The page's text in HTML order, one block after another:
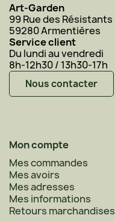
Art-Garden
99 Rue des Résistants
59280 Armentières
Service client
Du lundi au vendredi
8h-12h30 / 13h30-17h
Nous contacter
Mon compte
Mes commandes
Mes avoirs
Mes adresses
Mes informations
Retours marchandises